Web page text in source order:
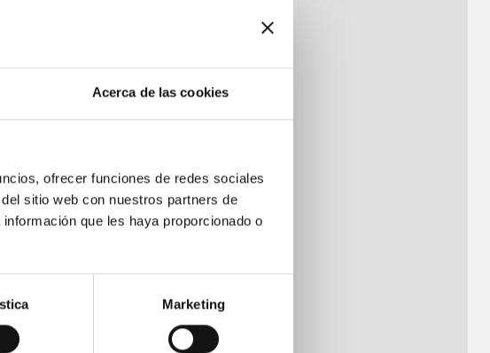
Acerca de las cookies
ofrecer funciones de redes sociales
sitio web con nuestros partners de
que les haya proporcionado o
Marketing
que Mariam nos
Celebran con
en ucraniano.
cerca de las seis de
significativos y